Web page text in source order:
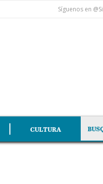
Síguenos en
CULTURA